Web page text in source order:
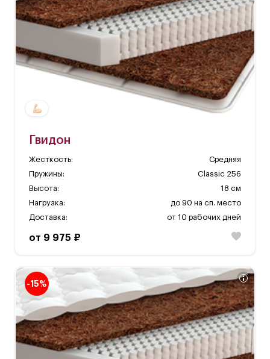
Гвидон
Жесткость:
Средняя
Пружины:
Classic 256
Высота:
18 см
Нагрузка:
до 90 на сп. место
Доставка:
от 10 рабочих дней
от 9 975 ₽
-15%